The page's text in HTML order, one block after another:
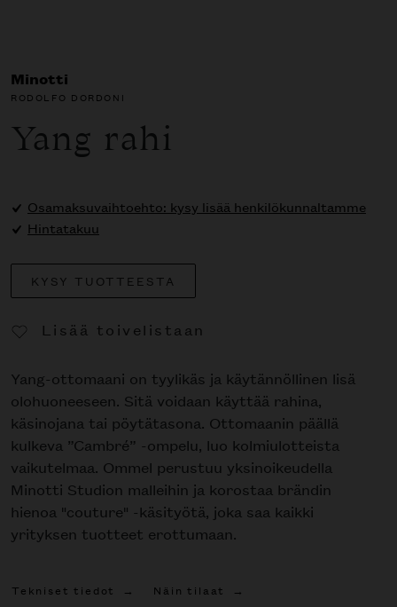
Minotti
RODOLFO DORDONI
Yang rahi
Osamaksuvaihtoehto: kysy lisää henkilökunnaltamme
Hintatakuu
KYSY TUOTTEESTA
Lisää toivelistaan
Yang-ottomaani on tyylikäs ja käytännöllinen lisä
olohuoneeseen. Sitä voidaan käyttää rahina,
käsinojana tai pöytätasona. Ottomaanin päällä
kulkeva ”Cambré” -ompelu, luo kolmiulotteista
vaikutelmaa. Ommel perustuu yksinoikeudella
Minotti Studion malleihin ja korostaa brändin
hienoa "couture" -käsityötä, joka saa kaikki
yrityksen tuotteet erottumaan.
Tekniset tiedot
Näin tilaat